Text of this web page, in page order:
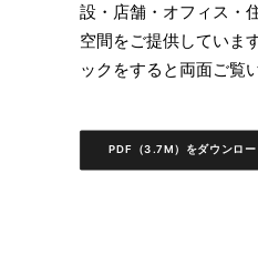
設・店舗・オフィス・
空間をご提供していま
ックをすると両面ご覧
PDF（3.7M）をダウンロー